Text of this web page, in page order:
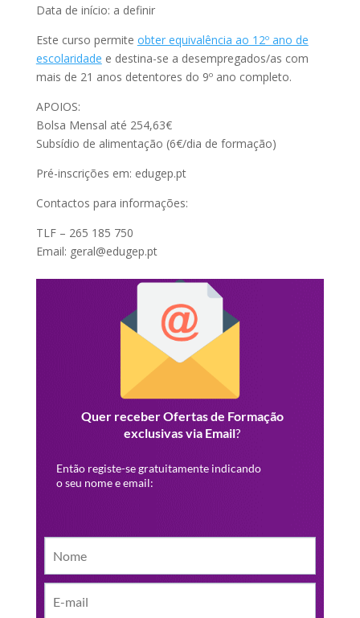
Data de início: a definir
Este curso permite obter equivalência ao 12º ano de
escolaridade e destina-se a desempregados/as com
mais de 21 anos detentores do 9º ano completo.
APOIOS:
Bolsa Mensal até 254,63€
Subsídio de alimentação (6€/dia de formação)
Pré-inscrições em: edugep.pt
Contactos para informações:
TLF – 265 185 750
Email: geral@edugep.pt